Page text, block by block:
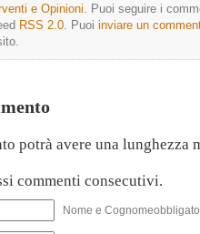
e Opinioni . Puoi seguire i
RSS 2.0 . Puoi inviare un
potrà avere una lunghezza
commenti consecutivi.
Nome e